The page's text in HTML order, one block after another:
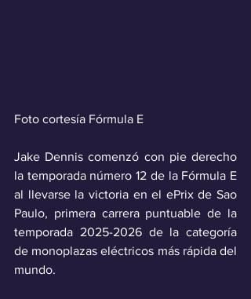
Foto cortesía Fórmula E
Jake Dennis comenzó con pie derecho
la temporada número 12 de la Fórmula E
al llevarse la victoria en el ePrix de Sao
Paulo, primera carrera puntuable de la
temporada 2025-2026 de la categoría
de monoplazas eléctricos más rápida del
mundo.